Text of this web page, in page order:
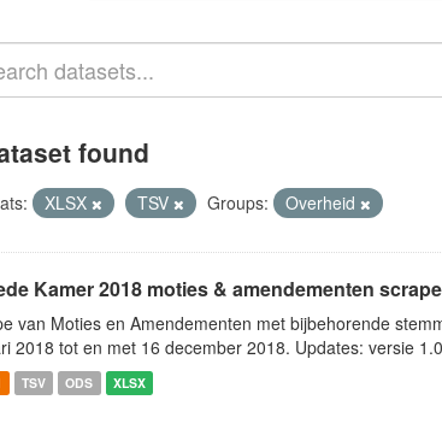
found
XLSX TSV Groups: Overheid
Kamer 2018 moties & amendementen scrape
van Moties en Amendementen met bijbehorende
2018 tot en met 16 december 2018. Updates: versie
TSV ODS XLSX